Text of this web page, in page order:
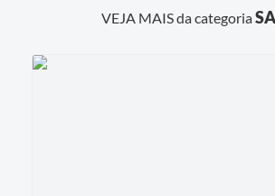
VEJA MAIS da categoria